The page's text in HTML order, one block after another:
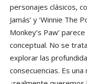
personajes clásicos,
Jamás’ y ‘Winnie The
Monkey’s Paw’
conceptual. No se
explorar las
consecuencias. Es